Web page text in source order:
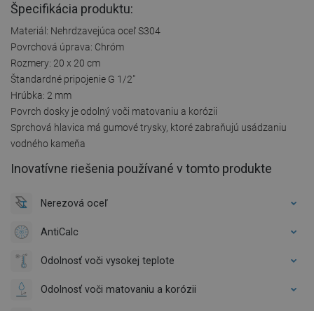
Špecifikácia produktu:
Materiál: Nehrdzavejúca oceľ S304
Povrchová úprava: Chróm
Rozmery: 20 x 20 cm
Štandardné pripojenie G 1/2"
Hrúbka: 2 mm
Povrch dosky je odolný voči matovaniu a korózii
Sprchová hlavica má gumové trysky, ktoré zabraňujú usádzaniu
vodného kameňa
Inovatívne riešenia používané v tomto produkte
Nerezová oceľ
AntiCalc
Odolnosť voči vysokej teplote
Odolnosť voči matovaniu a korózii